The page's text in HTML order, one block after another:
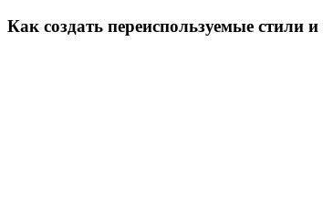
Как создать переиспользуемые стили